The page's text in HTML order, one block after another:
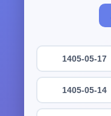
1405-05-17
1405-05-14